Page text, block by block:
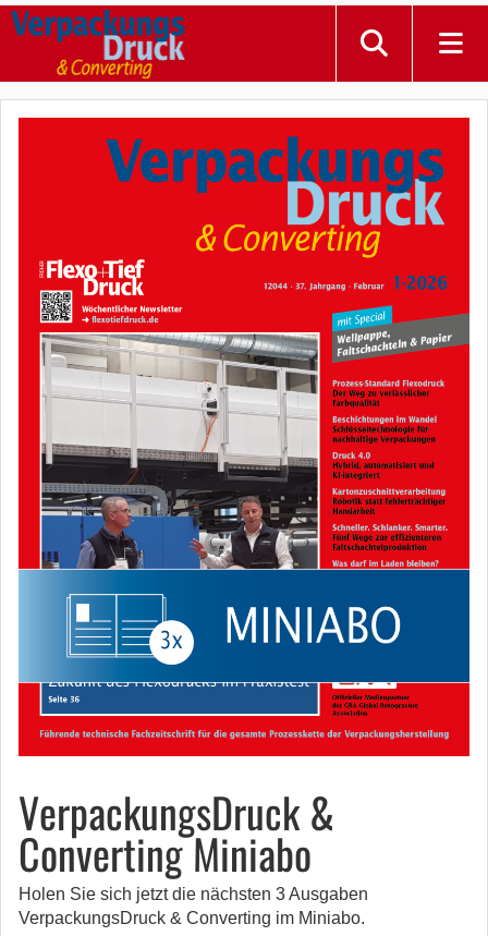
VerpackungsDruck &
Converting Miniabo
Holen Sie sich jetzt die nächsten 3 Ausgaben
VerpackungsDruck & Converting im Miniabo.